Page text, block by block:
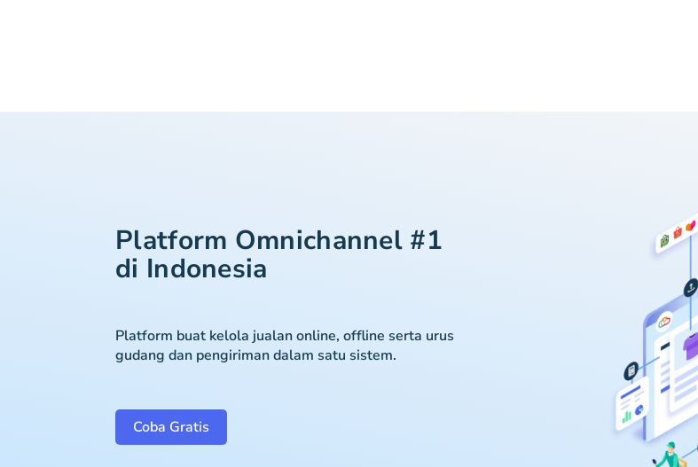
Platform Omnichannel #1
di Indonesia
Platform buat kelola jualan online, offline serta urus
gudang dan pengiriman dalam satu sistem.
Coba Gratis